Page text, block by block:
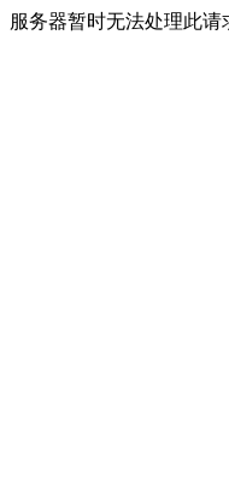
服务器暂时无法处理此请